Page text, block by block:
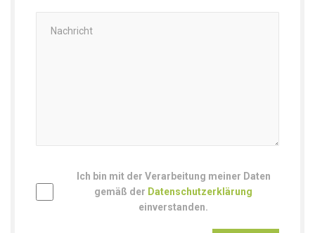
Ich bin mit der Verarbeitung meiner Daten
gemäß der Datenschutzerklärung
einverstanden.